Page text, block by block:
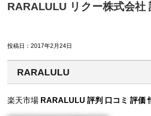
RARALULU リクー株式会社
投稿日： 2017年2月24日
RARALULU
楽天市場 RARALULU 評判 口コミ 評価